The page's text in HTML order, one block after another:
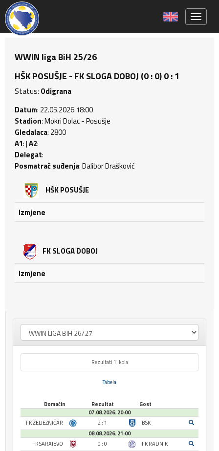
WWIN liga BiH 25/26
HŠK POSUŠJE - FK SLOGA DOBOJ (0 : 0) 0 : 1
Status: Odigrana
Datum: 22.05.2026 18:00
Stadion: Mokri Dolac - Posušje
Gledalaca: 2800
A1: |A2:
Delegat:
Posmatrač suđenja: Dalibor Drašković
HŠK POSUŠJE
Izmjene
FK SLOGA DOBOJ
Izmjene
Rezultati 1. kola
Tabela
Domaćin Rezultat
Gost
07.08.2026. 20:00
FK ŽELJEZNIČAR
2 : 1
BSK
08.08.2026. 21:00
FK SARAJEVO
0 : 0
FK RADNIK